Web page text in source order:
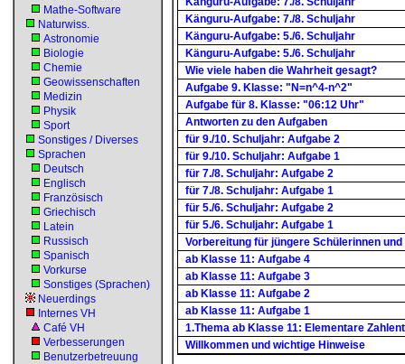
Mathe-Software
Naturwiss.
Astronomie
Biologie
Chemie
Geowissenschaften
Medizin
Physik
Sport
Sonstiges / Diverses
Sprachen
Deutsch
Englisch
Französisch
Griechisch
Latein
Russisch
Spanisch
Vorkurse
Sonstiges (Sprachen)
Neuerdings
Internes VH
Café VH
Verbesserungen
Benutzerbetreuung
Känguru-Aufgabe: 7./8. Schuljahr
Känguru-Aufgabe: 5./6. Schuljahr
Känguru-Aufgabe: 5./6. Schuljahr
Wie viele haben die Wahrheit gesagt?
Aufgabe 9. Klasse: "N=n^4-n^2"
Aufgabe für 8. Klasse: "06:12 Uhr"
Antworten zu den Aufgaben
für 9./10. Schuljahr: Aufgabe 2
für 9./10. Schuljahr: Aufgabe 1
für 7./8. Schuljahr: Aufgabe 2
für 7./8. Schuljahr: Aufgabe 1
für 5./6. Schuljahr: Aufgabe 2
für 5./6. Schuljahr: Aufgabe 1
Vorbereitung für jüngere Schülerinnen
ab Klasse 11: Aufgabe 4
ab Klasse 11: Aufgabe 3
ab Klasse 11: Aufgabe 2
ab Klasse 11: Aufgabe 1
1.Thema ab Klasse 11: Elementare
Willkommen und wichtige Hinweise